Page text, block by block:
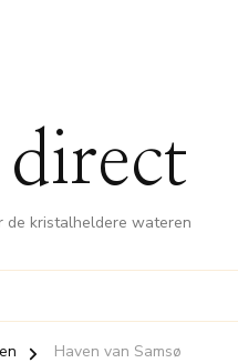
de kristalheldere wateren
Haven van Samsø